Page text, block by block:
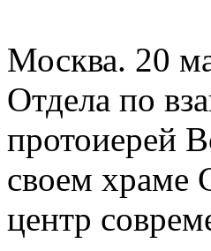
Москва. 20
Отдела по
протоиерей
своем храме
центр